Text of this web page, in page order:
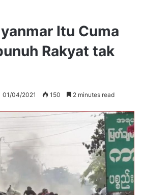
Itu Cuma
Rakyat tak
01/04/2021 150 2 minutes read